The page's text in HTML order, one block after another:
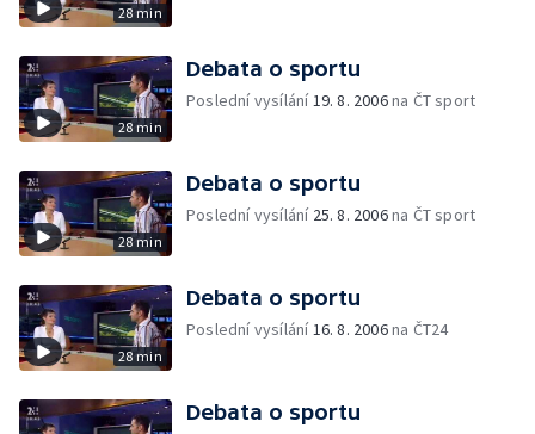
28 min
28 min
Debata o sportu
Poslední vysílání19. 8. 2006na ČT sport
28 min
Debata o sportu
Poslední vysílání 25. 8. 2006na ČT sport
28 min
Debata o sportu
Poslední vysílání16. 8. 2006na ČT24
Debata o sportu